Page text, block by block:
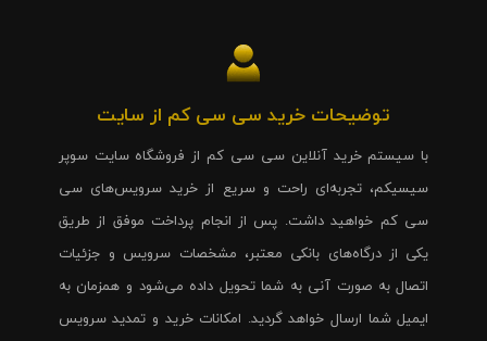
توضیحات خرید سی سی کم از سایت
با سیستم خرید آنلاین سی سی کم از فروشگاه سایت سوپر
سیسیکم، تجربه‌ای راحت و سریع از خرید سرویس‌های سی
سی کم خواهید داشت. پس از انجام پرداخت موفق از طریق
یکی از درگاه‌های بانکی معتبر، مشخصات سرویس و جزئیات
اتصال به صورت آنی به شما تحویل داده می‌شود و همزمان به
ایمیل شما ارسال خواهد گردید. امکانات خرید و تمدید سرویس